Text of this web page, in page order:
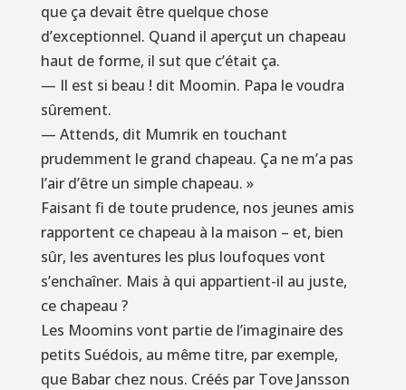
que ça devait être quelque chose
d’exceptionnel. Quand il aperçut un chapeau
haut de forme, il sut que c’était ça.
— Il est si beau ! dit Moomin. Papa le voudra
sûrement.
— Attends, dit Mumrik en touchant
prudemment le grand chapeau. Ça ne m’a pas
l’air d’être un simple chapeau. »
Faisant fi de toute prudence, nos jeunes amis
rapportent ce chapeau à la maison – et, bien
sûr, les aventures les plus loufoques vont
s’enchaîner. Mais à qui appartient-il au juste,
ce chapeau ?
Les Moomins vont partie de l’imaginaire des
petits Suédois, au même titre, par exemple,
que Babar chez nous. Créés par Tove Jansson